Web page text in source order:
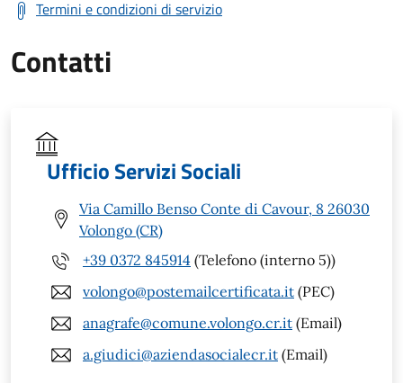
Termini e condizioni di servizio
Contatti
Ufficio Servizi Sociali
Via Camillo Benso Conte di Cavour, 8 26030
Volongo (CR)
+39 0372 845914 (Telefono (interno 5))
volongo@postemailcertificata.it (PEC)
anagrafe@comune.volongo.cr.it (Email)
a.giudici@aziendasocialecr.it (Email)